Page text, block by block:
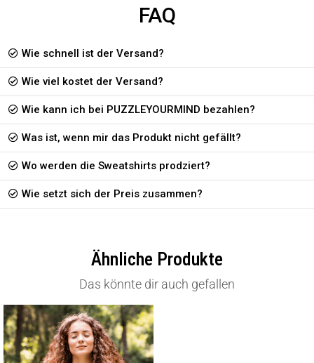
FAQ
Wie schnell ist der Versand?
Wie viel kostet der Versand?
Wie kann ich bei PUZZLEYOURMIND bezahlen?
Was ist, wenn mir das Produkt nicht gefällt?
Wo werden die Sweatshirts prodziert?
Wie setzt sich der Preis zusammen?
Ähnliche Produkte
Das könnte dir auch gefallen